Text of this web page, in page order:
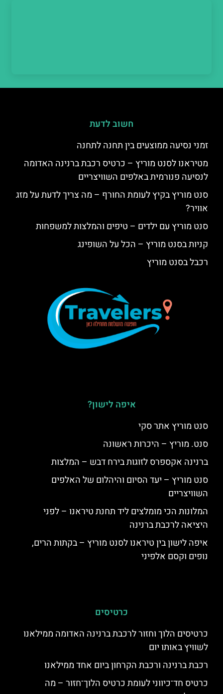
חשוב לדעת
זמני נסיעה ממוצעים בין תחנה לתחנה
מטיראנו לסנט מוריץ – כרטיס רכבת ברנינה האדומה
לנסיעה פנורמית באלפים השוויצריים
סנט מוריץ בקיץ לעומת החורף – מה צריך לדעת על מזג
אוויר?
סנט מוריץ עם ילדים – טיפים והמלצות למשפחות
קניות בסנט מוריץ – הכל על השופינג
רכבל בסנט מוריץ
איפה לישון?
סנט מוריץ אתר סקי
סנט. מוריץ – היכרות ראשונה
ברנינה אקספרס לזוגות בירח דבש – המלצות
סנט מוריץ – יעד הסיום והיהלום של האלפים
השוויצריים
המלונות הכי מומלצים ליד תחנת טיראנו – לפני
היציאה לרכבת ברנינה
איפה לישון בין טיראנו לסנט מוריץ – בקתות הרים,
נופים וקסם אלפיני
כרטיסים
כרטיסים הלוך וחזור לרכבת ברנינה האדומה ממילאנו
לשוויץ באותו יום
רכבת ברנינה ורכבת הקרחון ביום אחד ממילאנו
כרטיס חד־כיווני לעומת כרטיס הלוך־חזור – מה